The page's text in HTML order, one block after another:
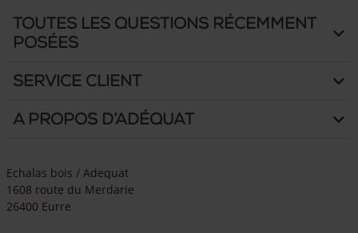
Toutes les questions récemment
posées
Service client
A propos d’Adéquat
Echalas bois / Adequat
1608 route du Merdarie
26400 Eurre